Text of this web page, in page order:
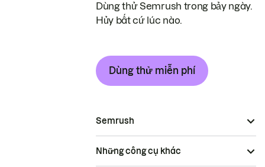
Dùng thử Semrush trong bảy ngày.
Hủy bất cứ lúc nào.
Dùng thử miễn phí
Semrush
Những công cụ khác